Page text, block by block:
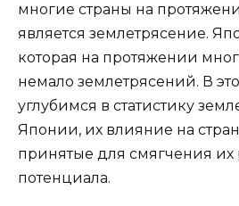
многие страны на
является землетрясение.
которая на протяжении
немало землетрясений. В
углубимся в статистику
Японии, их влияние на
принятые для смягчения их
потенциала.